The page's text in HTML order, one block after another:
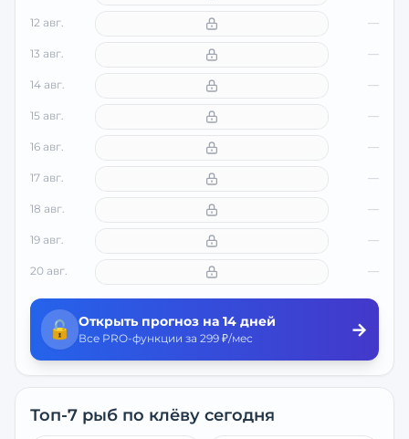
12 авг. —
13 авг. —
14 авг. —
15 авг. —
16 авг. —
17 авг. —
18 авг. —
19 авг. —
20 авг. —
🔓 Открыть прогноз на 14 дней
Все PRO-функции за 299 ₽/мес →
Топ-7 рыб по клёву сегодня